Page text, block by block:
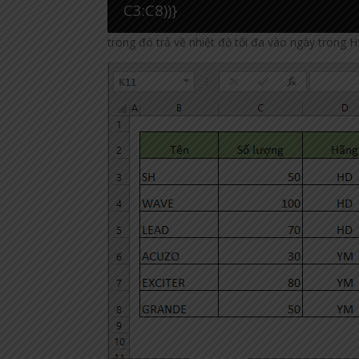
C3:C8))}
trong đó trả về nhiệt độ tối đa vào ngày trong